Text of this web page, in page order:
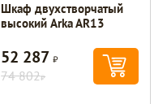
Шкаф двухстворчатый
высокий Arka AR13
52 287Р
74 802Р